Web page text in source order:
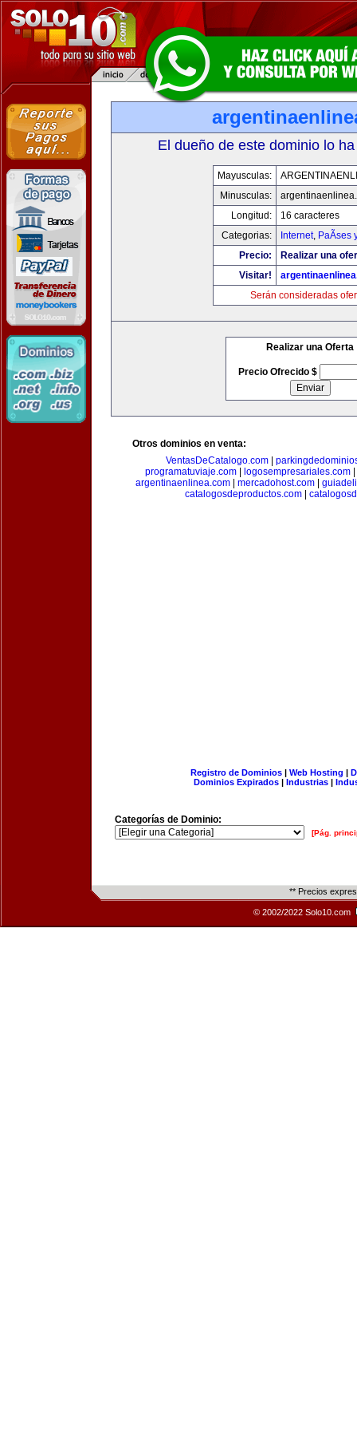
El dueño de este dominio lo
Mayusculas:
Minusculas:
Longitud:
16 caracteres
Categorias:
Internet, PaÃ­ses
Precio:
Realizar una
Visitar!
Serán consideradas
Realizar una Oferta
Precio Ofrecido $
Otros dominios en venta:
VentasDeCatalogo.com|
programatuviaje.com| logosempresariales.com|
argentinaenlinea.com| mercadohost.com|
catalogosdeproductos.com
Registro de Dominios| Web Hosting |
Dominios Expirados | Industrias |
Categorías de Dominio:
[Pág.
** Precios
© 2002/2022 Solo10.com